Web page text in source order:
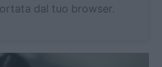
dal tuo browser.